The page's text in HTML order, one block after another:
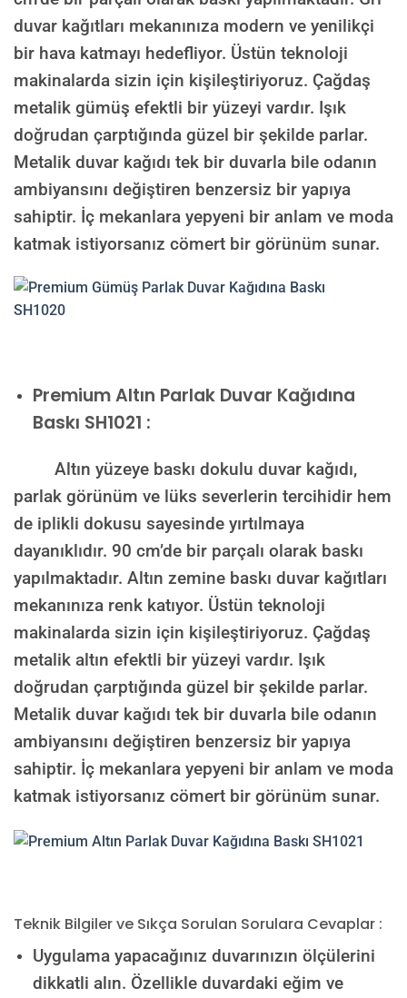
duvar kağıtları mekanınıza modern ve yenilikçi
bir hava katmayı hedefliyor. Üstün teknoloji
makinalarda sizin için kişileştiriyoruz. Çağdaş
metalik gümüş efektli bir yüzeyi vardır. Işık
doğrudan çarptığında güzel bir şekilde parlar.
Metalik duvar kağıdı tek bir duvarla bile odanın
ambiyansını değiştiren benzersiz bir yapıya
sahiptir. İç mekanlara yepyeni bir anlam ve moda
katmak istiyorsanız cömert bir görünüm sunar.
PremiumAltın Parlak Duvar Kağıdına
Baskı SH1021 :
Altın yüzeye baskı dokulu duvar kağıdı,
parlak görünüm ve lüks severlerin tercihidir hem
de iplikli dokusu sayesinde yırtılmaya
dayanıklıdır. 90 cm’de bir parçalı olarak baskı
yapılmaktadır. Altın zemine baskı duvar kağıtları
mekanınıza renk katıyor. Üstün teknoloji
makinalarda sizin için kişileştiriyoruz. Çağdaş
metalik altın efektli bir yüzeyi vardır. Işık
doğrudan çarptığında güzel bir şekilde parlar.
Metalik duvar kağıdı tek bir duvarla bile odanın
ambiyansını değiştiren benzersiz bir yapıya
sahiptir. İç mekanlara yepyeni bir anlam ve moda
katmak istiyorsanız cömert bir görünüm sunar.
Teknik Bilgiler ve Sıkça Sorulan Sorulara Cevaplar :
Uygulama yapacağınız duvarınızın ölçülerini
dikkatli alın. Özellikle duvardaki eğim ve